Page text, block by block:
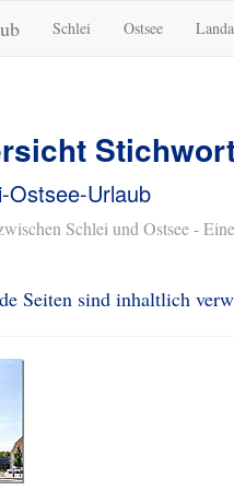
Schlei Ostsee
Ostsee-Urlaub
Schlei und Ostsee -
Seiten sind inhaltlich